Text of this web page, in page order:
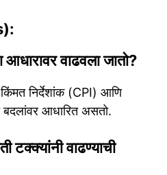
आधारावर वाढवला जातो?
किंमत निर्देशांक (CPI) आणि
बदलांवर आधारित असतो.
टक्क्यांनी वाढण्याची